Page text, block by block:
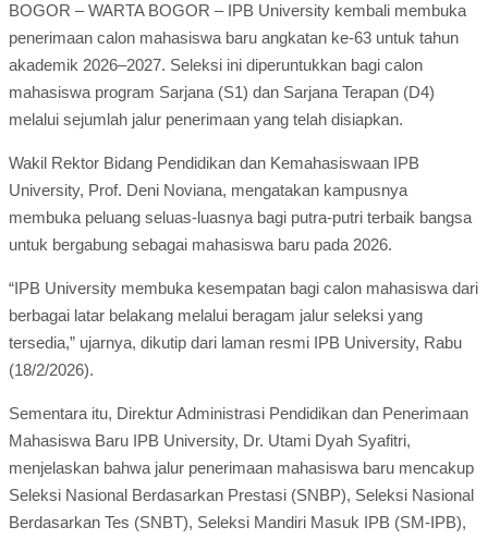
BOGOR – WARTA BOGOR – IPB University kembali membuka
penerimaan calon mahasiswa baru angkatan ke-63 untuk tahun
akademik 2026–2027. Seleksi ini diperuntukkan bagi calon
mahasiswa program Sarjana (S1) dan Sarjana Terapan (D4)
melalui sejumlah jalur penerimaan yang telah disiapkan.
Wakil Rektor Bidang Pendidikan dan Kemahasiswaan IPB
University, Prof. Deni Noviana, mengatakan kampusnya
membuka peluang seluas-luasnya bagi putra-putri terbaik bangsa
untuk bergabung sebagai mahasiswa baru pada 2026.
“IPB University membuka kesempatan bagi calon mahasiswa dari
berbagai latar belakang melalui beragam jalur seleksi yang
tersedia,” ujarnya, dikutip dari laman resmi IPB University, Rabu
(18/2/2026).
Sementara itu, Direktur Administrasi Pendidikan dan Penerimaan
Mahasiswa Baru IPB University, Dr. Utami Dyah Syafitri,
menjelaskan bahwa jalur penerimaan mahasiswa baru mencakup
Seleksi Nasional Berdasarkan Prestasi (SNBP), Seleksi Nasional
Berdasarkan Tes (SNBT), Seleksi Mandiri Masuk IPB (SM-IPB),